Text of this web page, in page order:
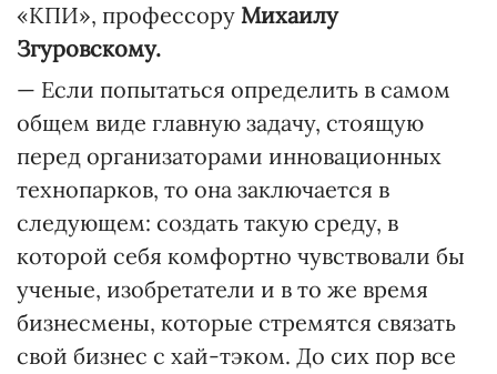
«КПИ», профессору Михаилу
Згуровскому.
— Если попытаться определить в самом
общем виде главную задачу, стоящую
перед организаторами инновационных
технопарков, то она заключается в
следующем: создать такую среду, в
которой себя комфортно чувствовали бы
ученые, изобретатели и в то же время
бизнесмены, которые стремятся связать
свой бизнес с хай-тэком. До сих пор все